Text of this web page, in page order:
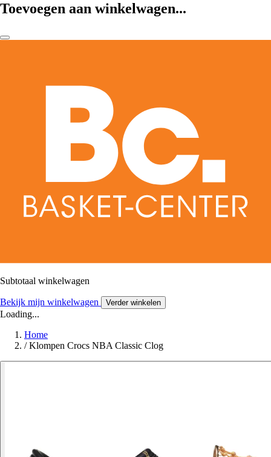
Toevoegen aan winkelwagen...
Subtotaal winkelwagen
Bekijk mijn winkelwagen Verder winkelen
Loading...
Home
/ Klompen Crocs NBA Classic Clog